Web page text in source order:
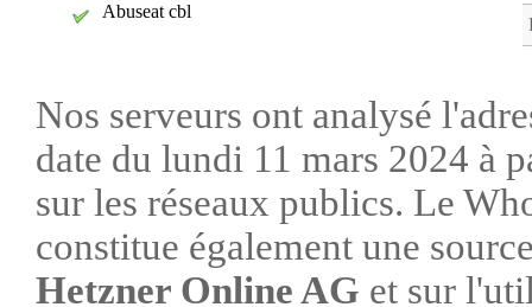
Abuseat cbl
Nos serveurs ont analysé
date du lundi 11 mars 2024 à
sur les réseaux publics. Le
constitue également une
Hetzner Online AG et sur